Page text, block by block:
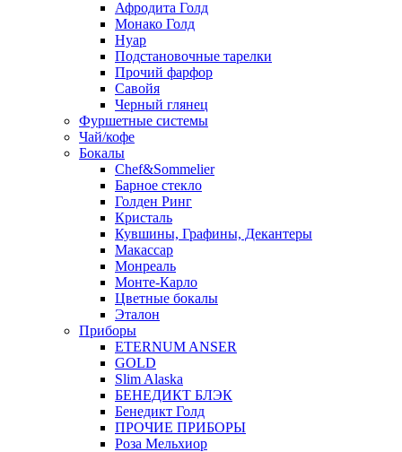
Афродита Голд
Монако Голд
Нуар
Подстановочные тарелки
Прочий фарфор
Савойя
Черный глянец
Фуршетные системы
Чай/кофе
Бокалы
Chef&Sommelier
Барное стекло
Голден Ринг
Кристаль
Кувшины, Графины, Декантеры
Макассар
Монреаль
Монте-Карло
Цветные бокалы
Эталон
Приборы
ETERNUM ANSER
GOLD
Slim Alaska
БЕНЕДИКТ БЛЭК
Бенедикт Голд
ПРОЧИЕ ПРИБОРЫ
Роза Мельхиор